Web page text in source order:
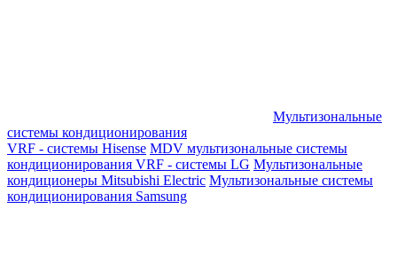
Мультизональные
системы кондиционирования
VRF - системы Hisense MDV мультизональные системы
кондиционирования VRF - системы LG Мультизональные
кондиционеры Mitsubishi Electric Мультизональные системы
кондиционирования Samsung